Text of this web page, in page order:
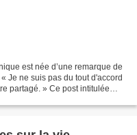
est née d’une remarque de
Je ne suis pas du tout d'accord
partagé. » Ce post intitulée